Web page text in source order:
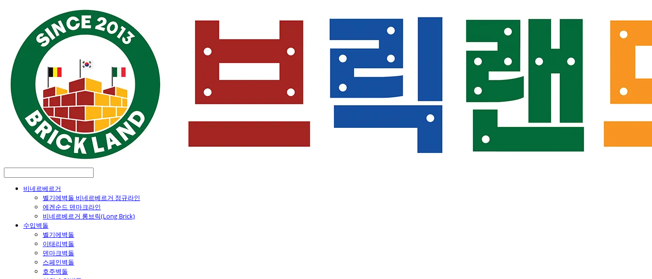
비네르베르거
벨기에벽돌 비네르베르거 정규라인
에겐순드 덴마크라인
비네르베르거 롱브릭(Long Brick)
수입벽돌
벨기에벽돌
이태리벽돌
덴마크벽돌
스페인벽돌
호주벽돌